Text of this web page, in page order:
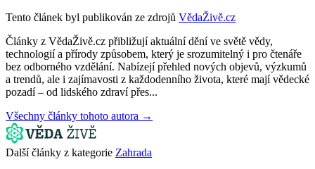
Tento článek byl publikován ze zdrojů VědaŽivě.cz
Články z VědaŽivě.cz přibližují aktuální dění ve světě vědy,
technologií a přírody způsobem, který je srozumitelný i pro čtenáře
bez odborného vzdělání. Nabízejí přehled nových objevů, výzkumů
a trendů, ale i zajímavosti z každodenního života, které mají vědecké
pozadí – od lidského zdraví přes...
Všechny články tohoto autora →
Další články z kategorie Zahrada